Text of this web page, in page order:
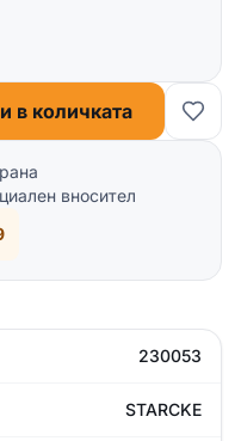
в количката
вносител
230053
STARCKE